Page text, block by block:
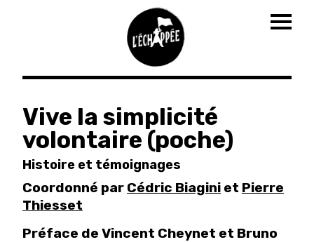
Aller
contenu
principal
Vive la simplicité
volontaire (poche)
Histoire et témoignages
Coordonné par Cédric Biagini et Pierre
Thiesset
Préface de Vincent Cheynet et Bruno